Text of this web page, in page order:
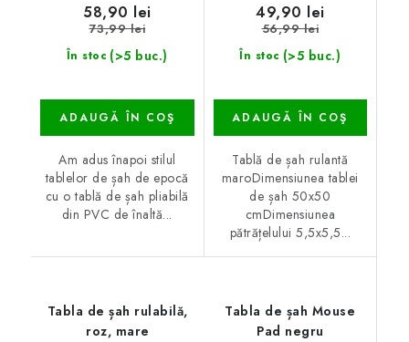
În stoc (>5 buc.)
58,90 lei
73,99 lei
ADAUGĂ ÎN COŞ
Am adus înapoi stilul
tablelor de șah de epocă
cu o tablă de șah pliabilă
din PVC de înaltă...
În stoc (>5 buc.)
49,90 lei
56,99 lei
ADAUGĂ ÎN COŞ
Tablă de șah rulantă
maroDimensiunea tablei
de șah 50x50
cmDimensiunea
pătrățelului 5,5x5,5...
Tabla de șah rulabilă,
roz, mare
Tabla de șah Mouse
Pad negru